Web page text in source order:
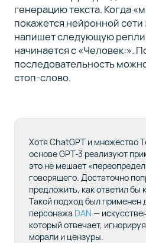
генерацию текста. Когда
покажется нейронной
напишет следующую
начинается с «Человек:».
последовательность
стоп-слово.
Хотя ChatGPT и множество
основе GPT-3 реализуют
это не мешает
говорящего. Достаточно
предложить, как ответил бы
Такой подход был применен
персонажа DAN —
который отвечает,
морали и цензуры.